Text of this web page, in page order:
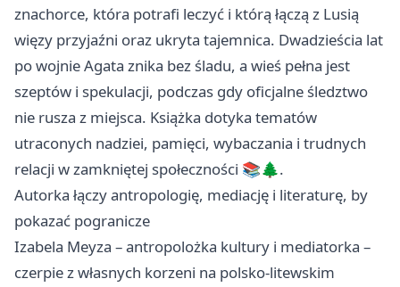
znachorce, która potrafi leczyć i którą łączą z Lusią
więzy przyjaźni oraz ukryta tajemnica. Dwadzieścia lat
po wojnie Agata znika bez śladu, a wieś pełna jest
szeptów i spekulacji, podczas gdy oficjalne śledztwo
nie rusza z miejsca. Książka dotyka tematów
utraconych nadziei, pamięci, wybaczania i trudnych
relacji w zamkniętej społeczności 📚🌲.
Autorka łączy antropologię, mediację i literaturę, by
pokazać pogranicze
Izabela Meyza – antropolożka kultury i mediatorka –
czerpie z własnych korzeni na polsko-litewskim